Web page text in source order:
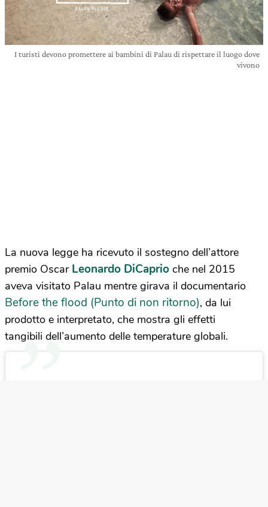
I turisti devono promettere ai bambini di Palau di rispettare il luogo dove
vivono
La nuova legge ha ricevuto il sostegno dell’attore
premio Oscar Leonardo DiCaprio che nel 2015
aveva visitato Palau mentre girava il documentario
Before the flood (Punto di non ritorno), da lui
prodotto e interpretato, che mostra gli effetti
tangibili dell’aumento delle temperature globali.